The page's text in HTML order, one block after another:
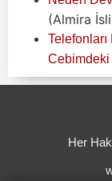
(Almira
Cebimdeki
Her